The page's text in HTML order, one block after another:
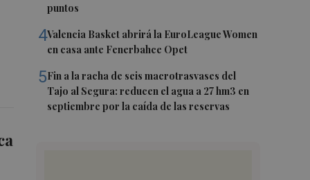
puntos
4Valencia Basket abrirá la EuroLeague Women
en casa ante Fenerbahce Opet
5Fin a la racha de seis macrotrasvases del
Tajo al Segura: reducen el agua a 27 hm3 en
septiembre por la caída de las reservas